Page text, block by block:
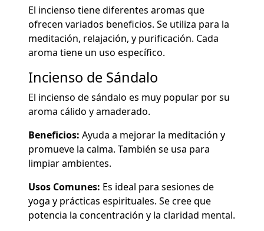
El incienso tiene diferentes aromas que
ofrecen variados beneficios. Se utiliza para la
meditación, relajación, y purificación. Cada
aroma tiene un uso específico.
Incienso de Sándalo
El incienso de sándalo es muy popular por su
aroma cálido y amaderado.
Beneficios: Ayuda a mejorar la meditación y
promueve la calma. También se usa para
limpiar ambientes.
Usos Comunes: Es ideal para sesiones de
yoga y prácticas espirituales. Se cree que
potencia la concentración y la claridad mental.